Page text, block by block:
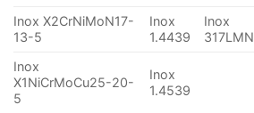
Inox X2CrNiMoN17-
13-5
Inox
1.4439
Inox
317LMN
Inox
X1NiCrMoCu25-20-
5
Inox
1.4539